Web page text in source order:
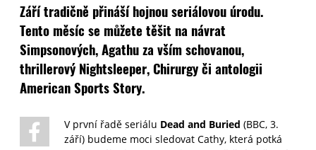
Září tradičně přináší hojnou seriálovou úrodu.
Tento měsíc se můžete těšit na návrat
Simpsonových, Agathu za vším schovanou,
thrillerový Nightsleeper, Chirurgy či antologii
American Sports Story.
V první řadě seriálu Dead and Buried (BBC, 3.
září) budeme moci sledovat Cathy, která potká